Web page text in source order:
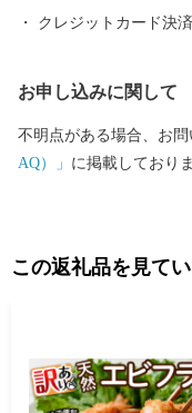
クレジットカード決
お申し込みに関して
不明点がある場合、お
AQ）」 に掲載しており
この返礼品を見て